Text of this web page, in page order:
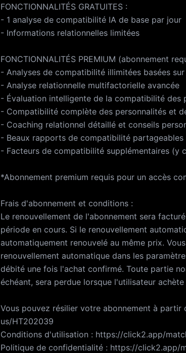
FONCTIONNALITÉS GRATUITES :
- 1 analyse de compatibilité IA de base par jour
- Informations relationnelles limitées
FONCTIONNALITÉS PREMIUM (abonnement
- Analyses de compatibilité illimitées basées
- Analyse relationnelle multifactorielle avancée
- Évaluation intelligente de la compatibilité des
- Compatibilité complète des personnalités et
- Coaching relationnel détaillé et conseils
- Beaux rapports de compatibilité partageables
- Facteurs de compatibilité supplémentaires (y
*Abonnement premium requis pour un accès
Frais d'abonnement et conditions :
Le renouvellement de l'abonnement sera
période en cours. Si le renouvellement
automatiquement renouvelé au même prix.
renouvellement automatique dans les
débité une fois l'achat confirmé. Toute partie
échéant, sera perdue lorsque l'utilisateur
Vous pouvez résilier votre abonnement à
us/HT202039
Conditions d'utilisation : https://click2.app/
Politique de confidentialité : https://click2.app/